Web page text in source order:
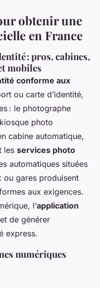
obtenir une
en France
: pros, cabines,
mobiles
conforme aux
ou carte d’identité,
: le photographe
photo
cabine automatique,
les services photo
automatiques situées
ou gares produisent
aux exigences.
l’application
de générer
express.
numériques